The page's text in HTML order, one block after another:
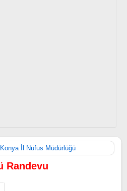
Konya İl Nüfus Müdürlüğü
Randevu